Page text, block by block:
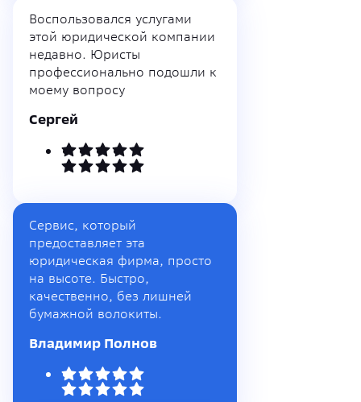
Воспользовался услугами
этой юридической компании
недавно. Юристы
профессионально подошли к
моему вопросу
Сергей
Сервис, который
предоставляет эта
юридическая фирма, просто
на высоте. Быстро,
качественно, без лишней
бумажной волокиты.
Владимир Полнов